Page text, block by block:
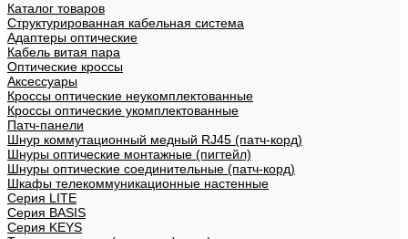
Каталог товаров
Структурированная кабельная система
Адаптеры оптические
Кабель витая пара
Оптические кроссы
Аксессуары
Кроссы оптические неукомплектованные
Кроссы оптические укомплектованные
Патч-панели
Шнур коммутационный медный RJ45 (патч-корд)
Шнуры оптические монтажные (пигтейл)
Шнуры оптические соединительные (патч-корд)
Шкафы телекоммуникационные настенные
Cерия LITE
Cерия BASIS
Cерия KEYS